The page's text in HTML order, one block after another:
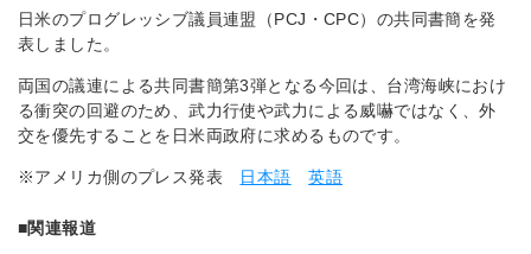
日米のプログレッシブ議員連盟（PCJ・CPC）の共同書簡を発
表しました。
両国の議連による共同書簡第3弾となる今回は、台湾海峡におけ
る衝突の回避のため、武力行使や武力による威嚇ではなく、外
交を優先することを日米両政府に求めるものです。
※アメリカ側のプレス発表 日本語 英語
■関連報道